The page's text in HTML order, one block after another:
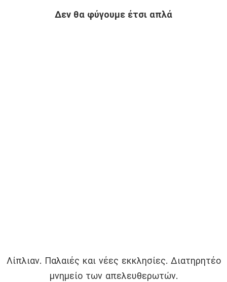
Δεν θα φύγουμε έτσι απλά
Λίπλιαν. Παλαιές και νέες εκκλησίες. Διατηρητέο
μνημείο των απελευθερωτών.